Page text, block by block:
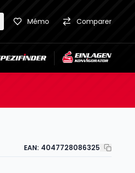
Mémo Comparer
EAN: 4047728086325